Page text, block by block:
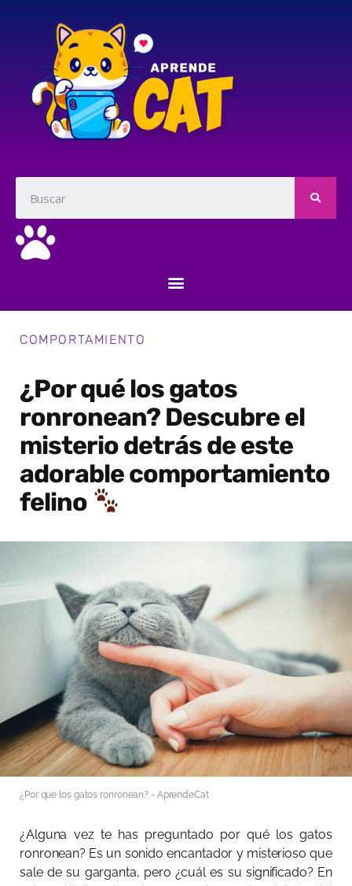
¿Por que los gatos ronronean? - AprendeCat
COMPORTAMIENTO
¿Por qué los gatos
ronronean? Descubre el
misterio detrás de este
adorable comportamiento
felino
¿Alguna vez te has preguntado por qué los gatos
ronronean? Es un sonido encantador y misterioso que
sale de su garganta, pero ¿cuál es su significado? En